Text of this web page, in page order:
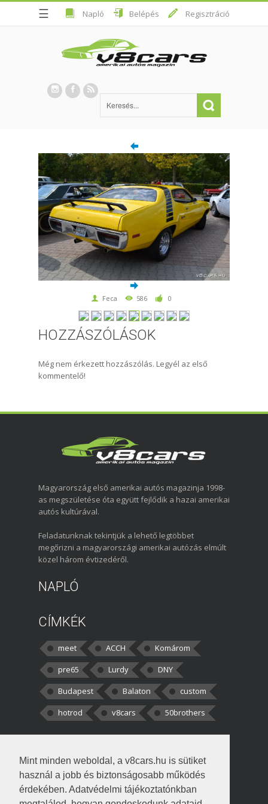
Mint minden weboldal, a v8cars.hu is sütiket
használ a jobb és biztonságosabb működés
érdekében. Adatvédelmi tájékoztatónkban
☰ Napló Belépés Regisztráció
Feca 586 0
HOZZÁSZÓLÁSOK
Még nem érkezett hozzászólás. Legyél az első
kommentelő!
Magyarország első amerikai autós magazinja 1998-
as megszületése óta együtt fejlődik a hazai amerikai
autós kultúrával.
Feladatunknak tekintjük a lehető legtöbbet
megőrizni a magyarországi amerikai autózás elmúlt
közel három évtizedéről.
NAPLÓ
CÍMKÉK
meet ACCH
Komárom
pre65
Lurdy
DNY
Budapest
Balaton
custom
hotrod
v8cars 50brothers
kortisz:Elszúrtam! Én csak két
darabbaal számoltam. Nem tudtam, hogy fél autót,